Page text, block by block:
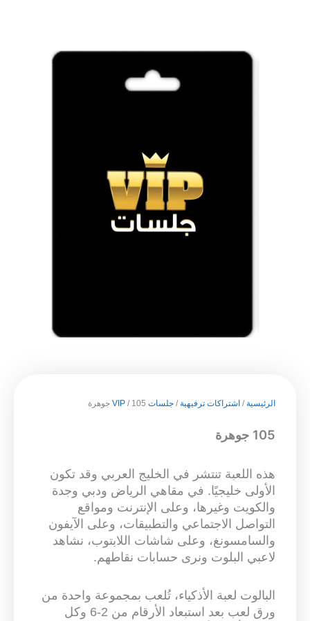
الرئيسية/ اشتراكات ترفيهية/ جلسات VIP / 105 جوهرة
105 جوهرة
هذه اللعبة تنتشر في الخليج العربي وقد تكون
الأولى خليجيًا. في مقاهي الرياض ودبي وجدة
والكويت وغيرها، وعلى الإنترنت ومواقع
التواصل الاجتماعي والتطبيقات، وعلى الآيفون
والسامسونغ، وعلى شاشات اللابتوب، نشاهد
لاعبي البلوت ونرى حسابات نقاطهم.
البالوت لعبة الأذكياء، تُلعب بمجموعة واحدة من
ورق لعب بعد استبعاد الأرقام من 2-6 وكل